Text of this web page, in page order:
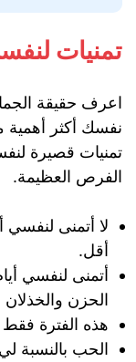
تمنيات
اعرف حقيقة
نفسك أكثر أهمية
تمنيات قصيرة
الفرص العظيمة.
لا أتمنى لنفسي
أقل.
أتمنى لنفسي
الحزن
هذه الفترة
الحب بالنسبة